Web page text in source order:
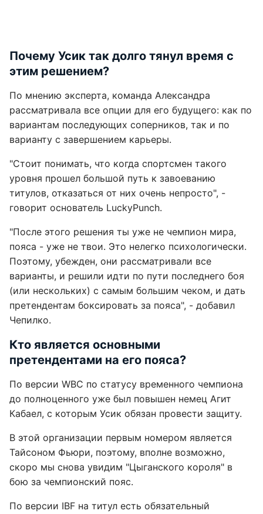
Почему Усик так долго тянул время с
этим решением?
По мнению эксперта, команда Александра
рассматривала все опции для его будущего: как по
вариантам последующих соперников, так и по
варианту с завершением карьеры.
"Стоит понимать, что когда спортсмен такого
уровня прошел большой путь к завоеванию
титулов, отказаться от них очень непросто", -
говорит основатель LuckyPunch.
"После этого решения ты уже не чемпион мира,
пояса - уже не твои. Это нелегко психологически.
Поэтому, убежден, они рассматривали все
варианты, и решили идти по пути последнего боя
(или нескольких) с самым большим чеком, и дать
претендентам боксировать за пояса", - добавил
Чепилко.
Кто является основными
претендентами на его пояса?
По версии WBC по статусу временного чемпиона
до полноценного уже был повышен немец Агит
Кабаел, с которым Усик обязан провести защиту.
В этой организации первым номером является
Тайсоном Фьюри, поэтому, вполне возможно,
скоро мы снова увидим "Цыганского короля" в
бою за чемпионский пояс.
По версии IBF на титул есть обязательный